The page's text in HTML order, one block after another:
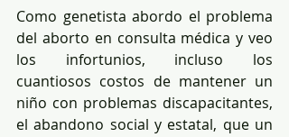
Como genetista abordo el problema
del aborto en consulta médica y veo
los infortunios, incluso los
cuantiosos costos de mantener un
niño con problemas discapacitantes,
el abandono social y estatal, que un